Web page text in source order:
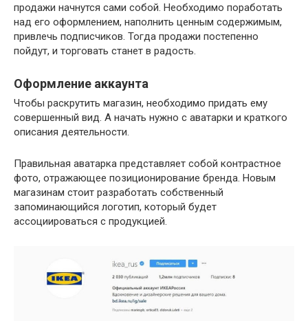
продажи начнутся сами собой. Необходимо поработать
над его оформлением, наполнить ценным содержимым,
привлечь подписчиков. Тогда продажи постепенно
пойдут, и торговать станет в радость.
Оформление аккаунта
Чтобы раскрутить магазин, необходимо придать ему
совершенный вид. А начать нужно с аватарки и краткого
описания деятельности.
Правильная аватарка представляет собой контрастное
фото, отражающее позиционирование бренда. Новым
магазинам стоит разработать собственный
запоминающийся логотип, который будет
ассоциироваться с продукцией.